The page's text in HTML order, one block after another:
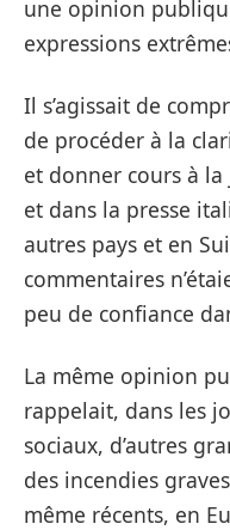
une opinion
expressions
Il s’agissait de
de procéder à la
et donner cours à
et dans la presse
autres pays et en
commentaires
peu de confiance
La même opinion
rappelait, dans les
sociaux, d’autres
des incendies
même récents, en